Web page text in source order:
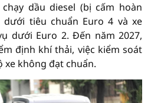
dầu diesel (bị cấm hoàn
tiêu chuẩn Euro 4 và xe
dưới Euro 2. Đến năm 2027,
định khí thải, việc kiểm soát
xe không đạt chuẩn.